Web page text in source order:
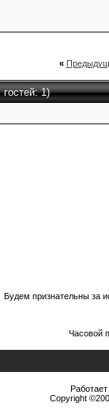
«
1)
Будем признательны за
Часовой
Copyright